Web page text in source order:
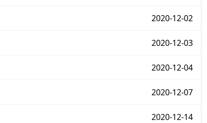
2020-12-02
2020-12-03
2020-12-04
2020-12-07
2020-12-14